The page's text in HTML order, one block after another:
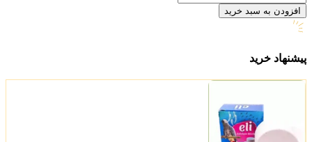
افزودن به سبد خرید
پیشنهاد خرید